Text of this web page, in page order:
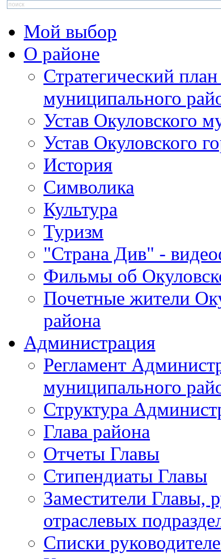
Мой выбор
О районе
Стратегический
муниципального
Устав Окуловского
Устав Окуловского
История
Символика
Культура
Туризм
"Страна Див" -
Фильмы об
Почетные жители
района
Администрация
Регламент
муниципального
Структура
Глава района
Отчеты Главы
Стипендиаты Главы
Заместители Главы,
отраслевых
Списки